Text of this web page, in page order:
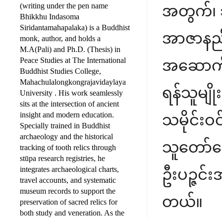
အတွက်၊
အာဇာ
အဆော
ရန်သူမျို
သမိုင်း
သူတော်က
ဦးပဉ္ဇ
တယ်။
(writing under the pen name
Bhikkhu Indasoma
Siridantamahapalaka) is a Buddhist
monk, author, and holds a
M.A(Pali) and Ph.D. (Thesis) in
Peace Studies at The International
Buddhist Studies College,
Mahachulalongkongrajavidaylaya
University . His work seamlessly
sits at the intersection of ancient
insight and modern education.
Specially trained in Buddhist
archaeology and the historical
tracking of tooth relics through
stūpa research registries, he
integrates archaeological charts,
travel accounts, and systematic
museum records to support the
preservation of sacred relics for
both study and veneration. As the